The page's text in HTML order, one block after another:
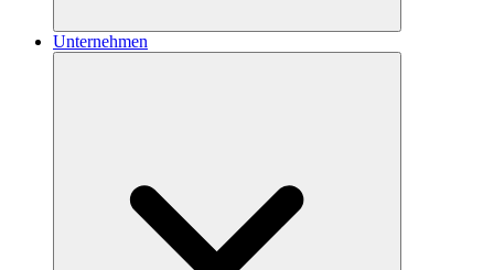
Unternehmen